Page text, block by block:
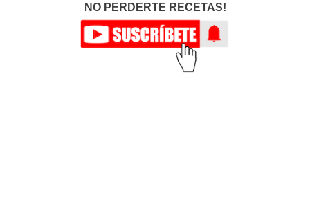
NO PERDERTE RECETAS!